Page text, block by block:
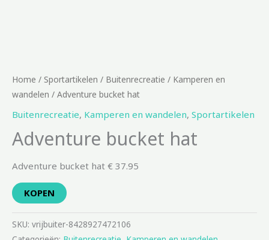
Home / Sportartikelen / Buitenrecreatie / Kamperen en
wandelen / Adventure bucket hat
Buitenrecreatie, Kamperen en wandelen, Sportartikelen
Adventure bucket hat
Adventure bucket hat € 37.95
KOPEN
SKU: vrijbuiter-8428927472106